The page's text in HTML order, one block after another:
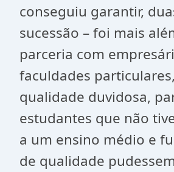
conseguiu garantir,
sucessão – foi mais
parceria com
faculdades
qualidade duvidosa,
estudantes que não
a um ensino médio e
de qualidade